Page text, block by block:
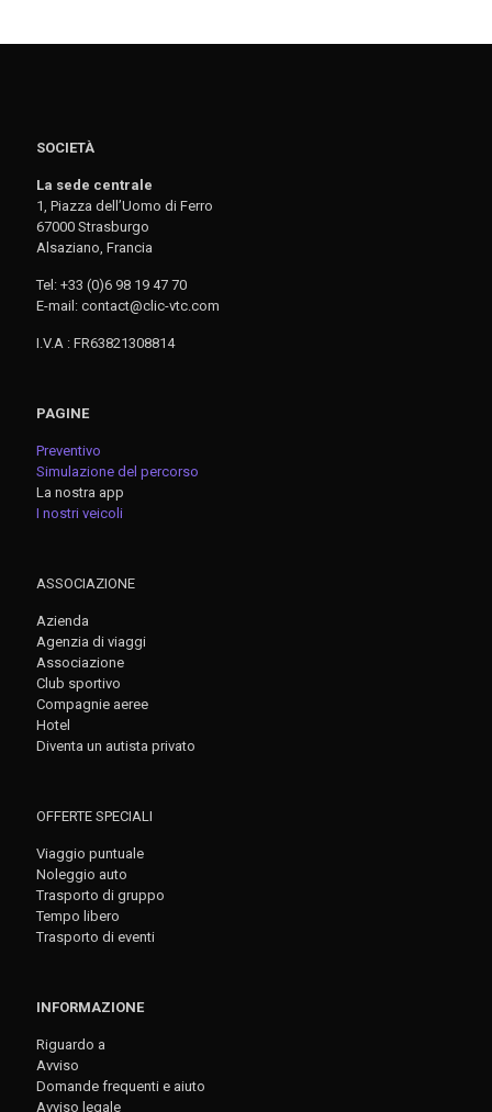
SOCIETÀ
La sede centrale
1, Piazza dell’Uomo di Ferro
67000 Strasburgo
Alsaziano, Francia
Tel: +33 (0)6 98 19 47 70
E-mail: contact@clic-vtc.com
I.V.A : FR63821308814
PAGINE
Preventivo
Simulazione del percorso
La nostra app
I nostri veicoli
ASSOCIAZIONE
Azienda
Agenzia di viaggi
Associazione
Club sportivo
Compagnie aeree
Hotel
Diventa un autista privato
OFFERTE SPECIALI
Viaggio puntuale
Noleggio auto
Trasporto di gruppo
Tempo libero
Trasporto di eventi
INFORMAZIONE
Riguardo a
Avviso
Domande frequenti e aiuto
Avviso legale